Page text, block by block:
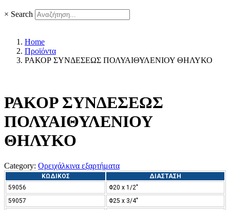
× Search
Home
Προϊόντα
ΡΑΚΟΡ ΣΥΝΔΕΣΕΩΣ ΠΟΛΥΑΙΘΥΛΕΝΙΟΥ ΘΗΛΥΚΟ
ΡΑΚΟΡ ΣΥΝΔΕΣΕΩΣ
ΠΟΛΥΑΙΘΥΛΕΝΙΟΥ
ΘΗΛΥΚΟ
Category: Ορειχάλκινα εξαρτήματα
ΚΩΔΙΚΟΣ
ΔΙΑΣΤΑΣΗ
59056
Φ20 x 1/2″
59057
Φ25 x 3/4″